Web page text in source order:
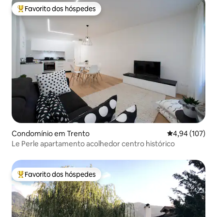
Favoritos dos hóspedes mais apreciados
Favorito dos hóspedes
Condomínio em Trento Classificação
4,94 (107)
Le Perle apartamento acolhedor centro histórico
Favoritos dos hóspedes mais apreciados
Favorito dos hóspedes